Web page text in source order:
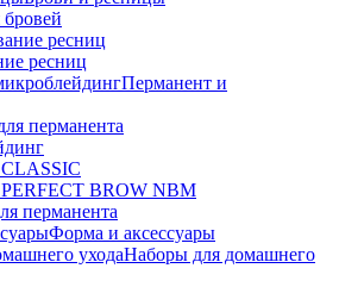
бровей
ресниц
ресниц
Перманент и
перманента
BROW NBM
перманента
Форма и аксессуары
Наборы для домашнего